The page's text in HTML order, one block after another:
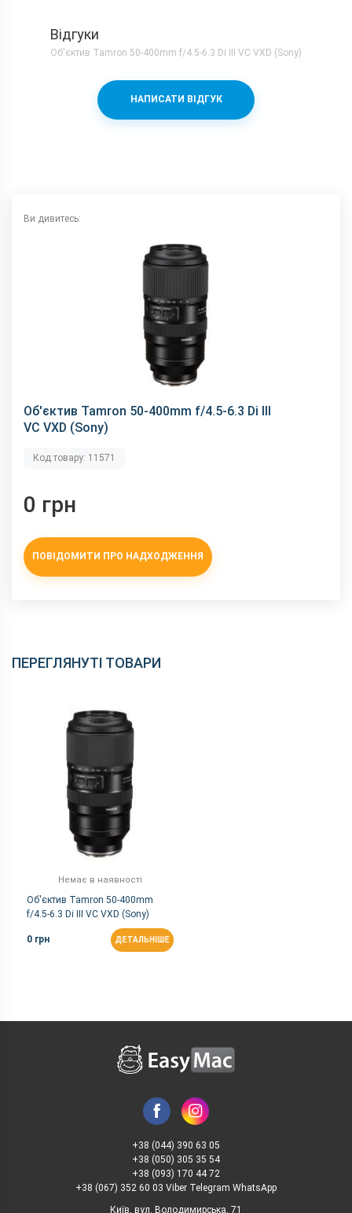
Характеристики та комплектацію товару виробник може
змінити без повідомлення.
Відгуки
Об'єктив Tamron 50-400mm f/4.5-6.3 Di III VC VXD (Sony)
НАПИСАТИ ВІДГУК
Ви дивитесь:
Об'єктив Tamron 50-400mm f/4.5-6.3 Di III
VC VXD (Sony)
Код товару: 11571
0 грн
ПОВІДОМИТИ ПРО НАДХОДЖЕННЯ
ПЕРЕГЛЯНУТІ ТОВАРИ
Немає в наявності
Об'єктив Tamron 50-400mm
f/4.5-6.3 Di III VC VXD (Sony)
0 грн ДЕТАЛЬНІШЕ
+38 (044) 390 63 05
+38 (050) 305 35 54
+38 (093) 170 44 72
+38 (067) 352 60 03 Viber Telegram WhatsApp
Київ, вул. Володимирська, 71